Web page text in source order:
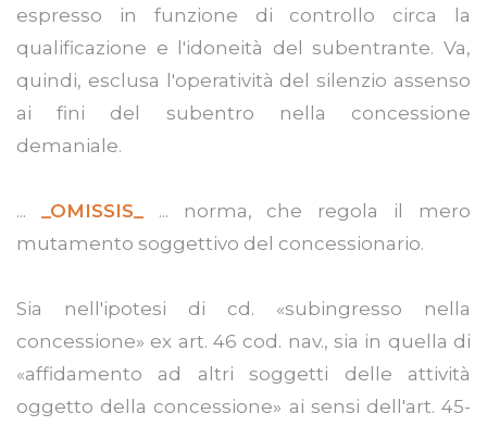
espresso in funzione di controllo circa la
qualificazione e l'idoneità del subentrante. Va,
quindi, esclusa l'operatività del silenzio assenso
ai fini del subentro nella concessione
demaniale.
... _OMISSIS_
... norma, che regola il mero
mutamento soggettivo del concessionario.
Sia nell'ipotesi di cd. «subingresso nella
concessione» ex art. 46 cod. nav., sia in quella di
«affidamento ad altri soggetti delle attività
oggetto della concessione» ai sensi dell'art. 45-